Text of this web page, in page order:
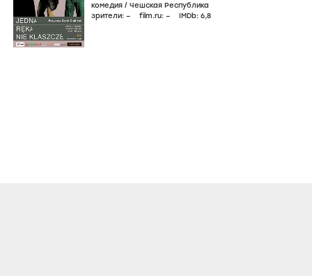
комедия / Чешская Республика
зрители: – film.ru: – IMDb: 6,8